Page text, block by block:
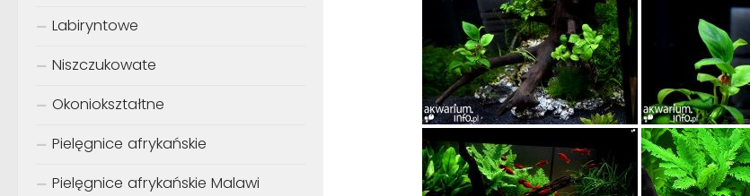
Labiryntowe
Niszczukowate
Okoniokształtne
Pielęgnice afrykańskie
Pielęgnice afrykańskie Malawi